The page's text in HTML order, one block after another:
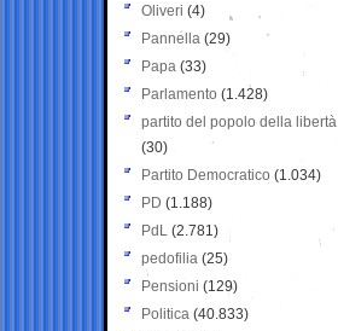
Oliveri (4)
Pannella (29)
Papa (33)
Parlamento (1.428)
partito del popolo della libertà
(30)
Partito Democratico (1.034)
PD (1.188)
PdL (2.781)
pedofilia (25)
Pensioni (129)
Politica (40.833)